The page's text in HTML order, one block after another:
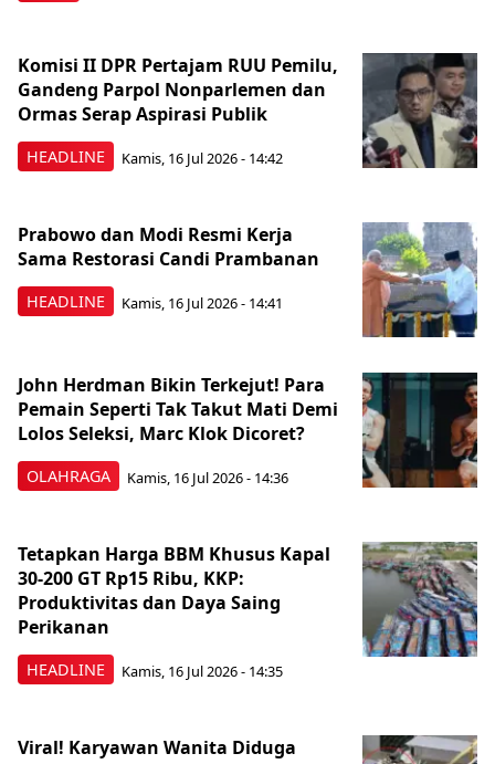
HEADLINE
Komisi II DPR Pertajam RUU Pemilu,
Gandeng Parpol Nonparlemen dan
Ormas Serap Aspirasi Publik
Kamis, 16 Jul 2026 - 14:42
HEADLINE
Prabowo dan Modi Resmi Kerja
Sama Restorasi Candi Prambanan
Kamis, 16 Jul 2026 - 14:41
OLAHRAGA
John Herdman Bikin Terkejut! Para
Pemain Seperti Tak Takut Mati Demi
Lolos Seleksi, Marc Klok Dicoret?
Kamis, 16 Jul 2026 - 14:36
HEADLINE
Tetapkan Harga BBM Khusus Kapal
30-200 GT Rp15 Ribu, KKP:
Produktivitas dan Daya Saing
Perikanan
Kamis, 16 Jul 2026 - 14:35
Viral! Karyawan Wanita Diduga